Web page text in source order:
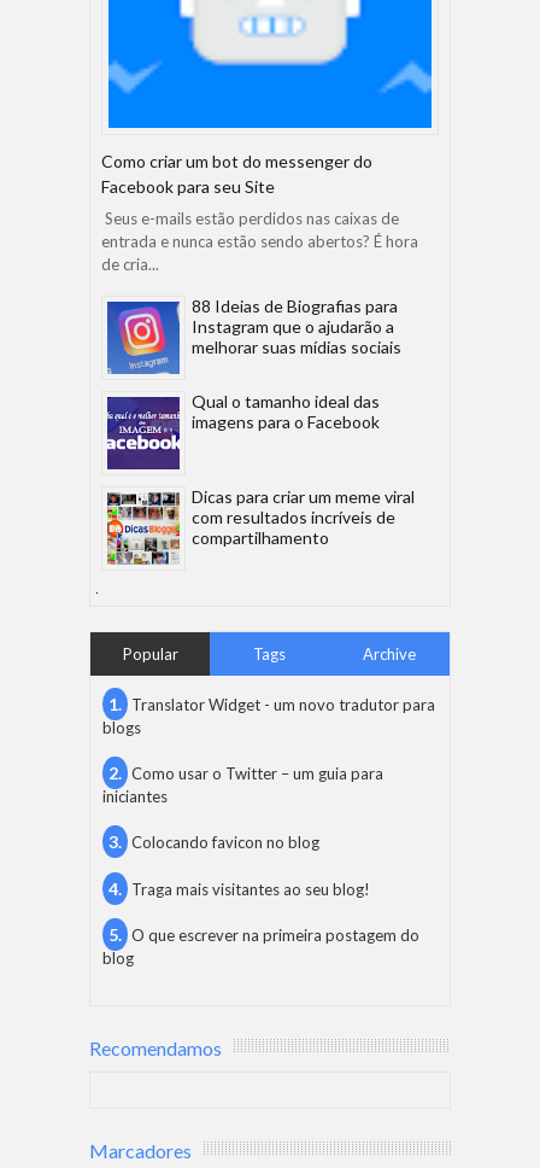
Como criar um bot do messenger do
Facebook para seu Site
Seus e-mails estão perdidos nas caixas de
entrada e nunca estão sendo abertos? É hora
de cria...
88 Ideias de Biografias para
Instagram que o ajudarão a
melhorar suas mídias sociais
Qual o tamanho ideal das
imagens para o Facebook
Dicas para criar um meme viral
com resultados incríveis de
compartilhamento
Popular Tags Archive
Translator Widget - um novo tradutor para
blogs
Como usar o Twitter – um guia para
iniciantes
Colocando favicon no blog
Traga mais visitantes ao seu blog!
O que escrever na primeira postagem do
blog
Recomendamos
Marcadores